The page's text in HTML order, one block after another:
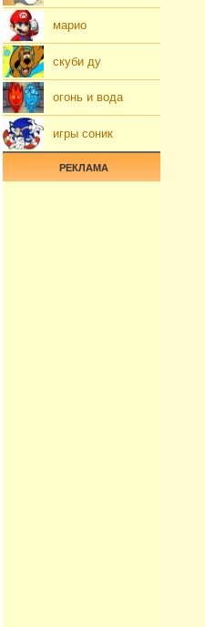
марио
скуби ду
огонь и вода
игры соник
РЕКЛАМА